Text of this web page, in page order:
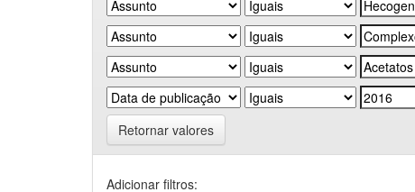
Retornar valores
Adicionar filtros: